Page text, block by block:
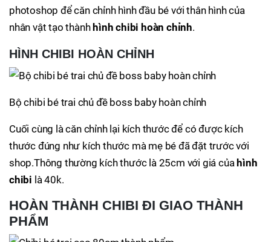
photoshop để căn chỉnh hình đầu bé với thân hình của
nhân vật tạo thànhhình chibi hoàn chỉnh.
HÌNH CHIBI HOÀN CHỈNH
Bộ chibi bé trai chủ đề boss baby hoàn chỉnh
Cuối cùng là căn chỉnh lại kích thước để có được kích
thước đúng như kích thước mà mẹ bé đã đặt trước với
shop.Thông thường kích thước là 25cm với giá của hình
chibi là 40k.
HOÀN THÀNH CHIBI ĐI GIAO THÀNH
PHẨM